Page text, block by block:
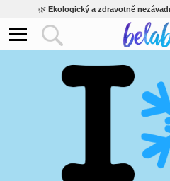
🌿 Ekologický a zdravotně
Inovativní výroba vlastní
Rychlé dodání
🏢Výhodné pro firmy
Kvalita pod kontrolou jsme
Český eshop s tradicí od roku